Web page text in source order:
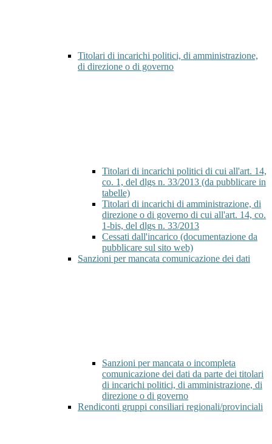
Titolari di incarichi politici, di amministrazione,
di direzione o di governo
Titolari di incarichi politici di cui all'art. 14,
co. 1, del dlgs n. 33/2013 (da pubblicare in
tabelle)
Titolari di incarichi di amministrazione, di
direzione o di governo di cui all'art. 14, co.
1-bis, del dlgs n. 33/2013
Cessati dall'incarico (documentazione da
pubblicare sul sito web)
Sanzioni per mancata comunicazione dei dati
Sanzioni per mancata o incompleta
comunicazione dei dati da parte dei titolari
di incarichi politici, di amministrazione, di
direzione o di governo
Rendiconti gruppi consiliari regionali/provinciali